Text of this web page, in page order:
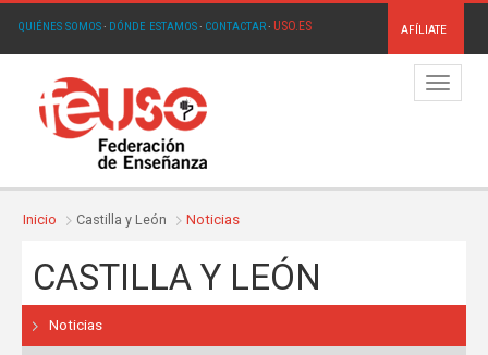
QUIÉNES SOMOS· DÓNDE ESTAMOS· CONTACTAR· USO.ES AFÍLIATE
Menú
Inicio Castilla y León Noticias
CASTILLA Y LEÓN
Noticias